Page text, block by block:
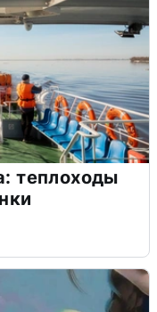
теплоходы